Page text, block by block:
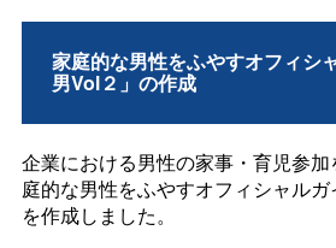
家庭的な男性をふやすオフィシ
男Vol２」の作成
企業における男性の家事・育児参
庭的な男性をふやすオフィシャルガ
を作成しました。